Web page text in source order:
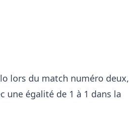
lors du match numéro deux,
une égalité de 1 à 1 dans la